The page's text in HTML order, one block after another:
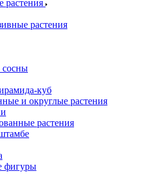
растения
растения
сосны
куб
и округлые растения
растения
фигуры